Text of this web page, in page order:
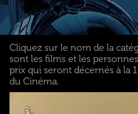
Cliquez sur le nom de la
sont les films et les
prix qui seront décernés à la
du Cinéma.